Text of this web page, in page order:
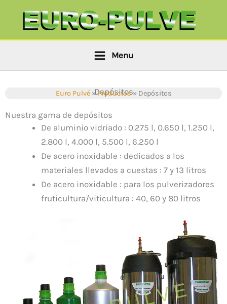
Menu
Depósitos
Euro Pulvé»Productos» Depósitos
Nuestra gama de depósitos
De aluminio vidriado : 0.275 l, 0.650 l, 1.250 l,
2.800 l, 4.000 l, 5.500 l, 6.250 l
De acero inoxidable : dedicados a los
materiales llevados a cuestas : 7 y 13 litros
De acero inoxidable : para los pulverizadores
fruticultura/viticultura : 40, 60 y 80 litros